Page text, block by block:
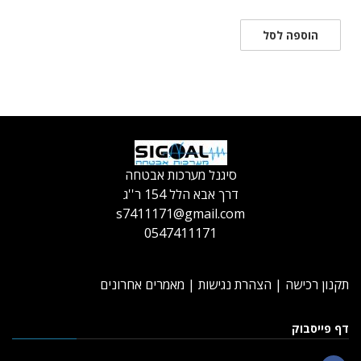
היה:
הוספה לסל
סיגנל מערכות אבטחה
דרך אבא הלל 154 ר''ג
s7411171@gmail.com
0547411171
תקנון רכישה | הצהרת נגישות | מאמרים אחרונים
דף פייסבוק